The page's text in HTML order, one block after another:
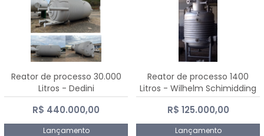
Reator de processo 30.000
Litros - Dedini
R$ 440.000,00
Lançamento
Reator de processo 1400
Litros - Wilhelm Schimidding
R$ 125.000,00
Lançamento